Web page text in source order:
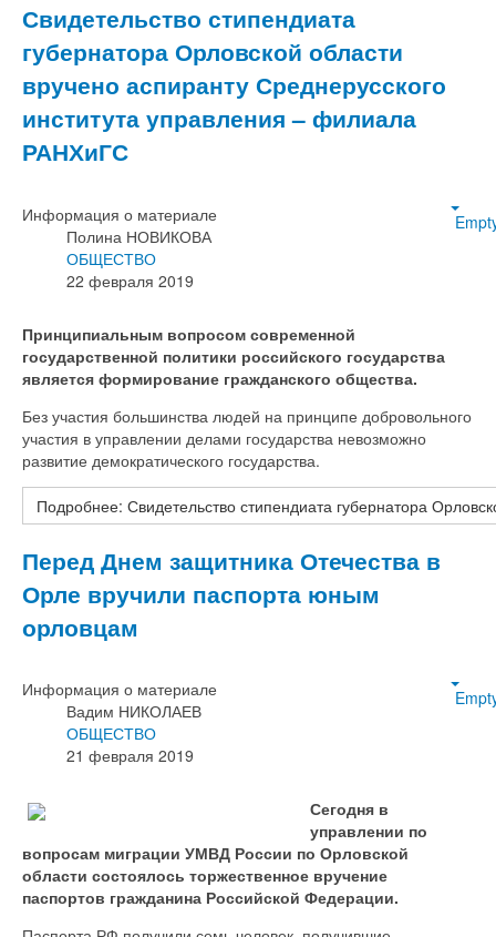
Свидетельство стипендиата
губернатора Орловской области
вручено аспиранту Среднерусского
института управления – филиала
РАНХиГС
Информация о материале
Полина НОВИКОВА
ОБЩЕСТВО
22 февраля 2019
Принципиальным вопросом современной
государственной политики российского государства
является формирование гражданского общества.
Без участия большинства людей на принципе добровольного
участия в управлении делами государства невозможно
развитие демократического государства.
Подробнее: Свидетельство стипендиата губернатора
Перед Днем защитника Отечества в
Орле вручили паспорта юным
орловцам
Информация о материале
Вадим НИКОЛАЕВ
ОБЩЕСТВО
21 февраля 2019
Сегодня в
управлении по
вопросам миграции УМВД России по Орловской
области состоялось торжественное вручение
паспортов гражданина Российской Федерации.